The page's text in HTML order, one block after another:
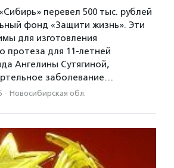
перевел 500 тыс. рублей
фонд «Защити жизнь». Эти
для изготовления
протеза для 11-летней
Ангелины Сутягиной,
заболевание…
· Новосибирская обл.